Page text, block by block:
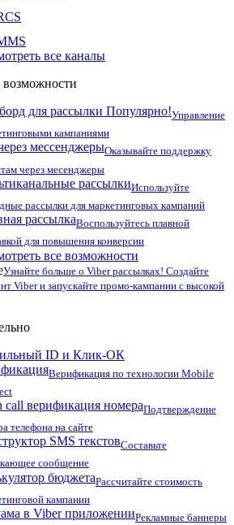
все каналы
для рассылки Популярно!Управление
кампаниями
мессенджерыОказывайте поддержку
через месенджеры
рассылкиИспользуйте
рассылки для маркетинговых кампаний
рассылкаВоспользуйтесь плавной
для повышения конверсии
все возможности
Узнайте больше о Viber рассылках! Создайте
Viber и запускайте промо-кампании с высокой
ID и Клик-ОК
Верификация по технологии Mobile
call верификация номераПодтверждение
телефона на сайте
SMS текстовСоставьте
сообщение
бюджетаРассчитайте стоимость
кампании
в Viber приложенииРекламные баннеры